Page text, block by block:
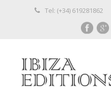
Tel: (+34) 619281862